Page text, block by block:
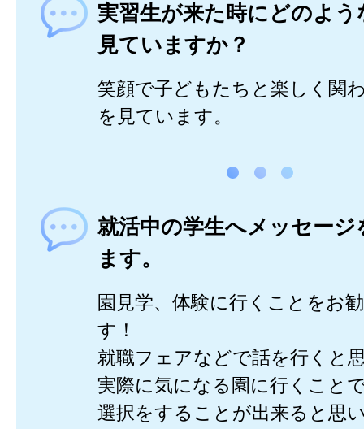
実習生が来た時にどのよ
見ていますか？
笑顔で子どもたちと楽しく関
を見ています。
就活中の学生へメッセージ
ます。
園見学、体験に行くことをお
す！
就職フェアなどで話を行くと
実際に気になる園に行くこと
選択をすることが出来ると思